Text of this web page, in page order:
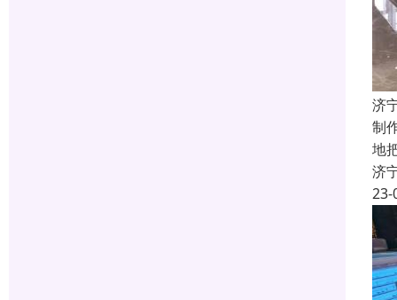
济
制
地
济
23-